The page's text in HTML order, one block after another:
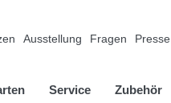
Service Zubehör
Ausstellung Fragen Presse